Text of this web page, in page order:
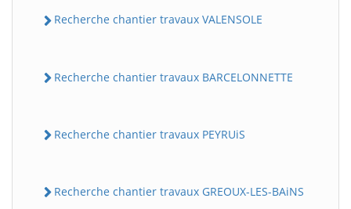
Recherche chantier travaux VALENSOLE
Recherche chantier travaux BARCELONNETTE
Recherche chantier travaux PEYRUiS
Recherche chantier travaux GREOUX-LES-BAiNS